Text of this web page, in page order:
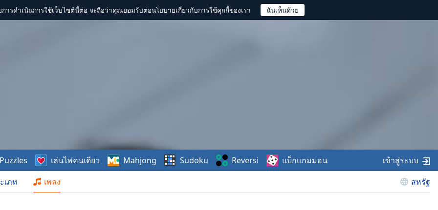
การดำเนินการใช้เว็บไซต์นี้ต่อ จะถือว่าคุณยอมรับต่อนโยบายเกี่ยวกับการใช้คุกกี้ของเรา
เภท เพลง สหรัฐ
Puzzles เล่นไพ่คนเดียว Mahjong Sudoku Reversi แบ็กแกมมอน เข้าสู่ระบบ